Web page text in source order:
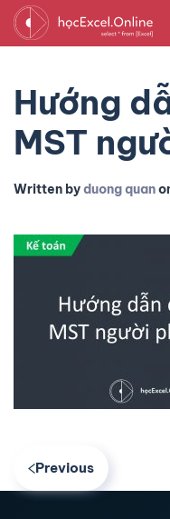
Hướng
MST
Written byduong quan
Previous